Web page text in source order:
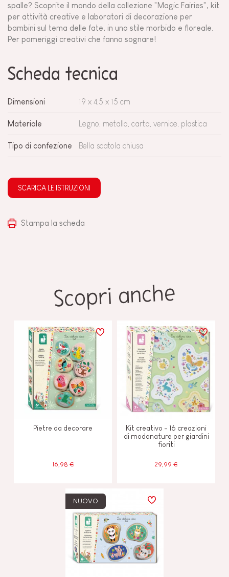
spalle? Scoprite il mondo della collezione "Magic Fairies", kit
per attività creative e laboratori di decorazione per
bambini sul tema delle fate, in uno stile morbido e floreale.
Per pomeriggi creativi che fanno sognare!
Scheda tecnica
Dimensioni 19 x 4,5 x 15 cm
Materiale Legno, metallo, carta, vernice, plastica
Tipo di confezione Bella scatola chiusa
SCARICA LE ISTRUZIONI
Stampa la scheda
Scopri anche
Pietre da decorare
16,98 €
Kit creativo - 16 creazioni
di modanature per giardini
fioriti
29,99 €
NUOVO